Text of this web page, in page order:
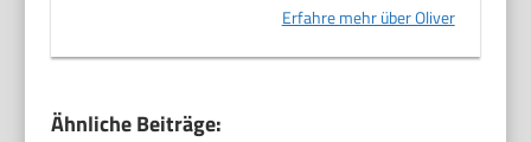
Erfahre mehr über Oliver
Ähnliche Beiträge: